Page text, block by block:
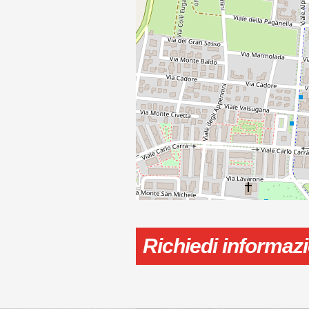
Richiedi